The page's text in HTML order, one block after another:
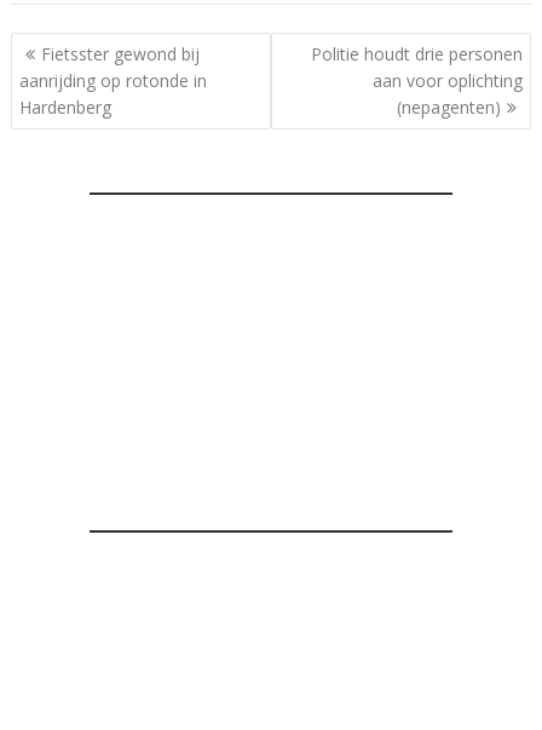
Bericht
navigatie
Fietsster gewond bij
aanrijding op rotonde in
Hardenberg
Politie houdt drie personen
aan voor oplichting
(nepagenten)